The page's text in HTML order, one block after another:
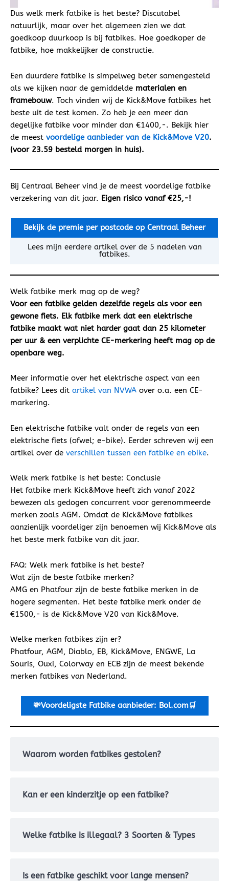
Dus welk merk fatbike is het beste? Discutabel
natuurlijk, maar over het algemeen zien we dat
goedkoop duurkoop is bij fatbikes. Hoe goedkoper de
fatbike, hoe makkelijker de constructie.
Een duurdere fatbike is simpelweg beter samengesteld
als we kijken naar de gemiddelde materialen en
framebouw. Toch vinden wij de Kick&Move fatbikes het
beste uit de test komen. Zo heb je een meer dan
degelijke fatbike voor minder dan €1400,-. Bekijk hier
de meest voordelige aanbieder van de Kick&Move V20.
(voor 23.59 besteld morgen in huis).
Bij Centraal Beheer vind je de meest voordelige fatbike
verzekering van dit jaar. Eigen risico vanaf €25,-!
Bekijk de premie per postcode op Centraal Beheer
Lees mijn eerdere artikel over de 5 nadelen van
fatbikes.
Welk fatbike merk mag op de weg?
Voor een fatbike gelden dezelfde regels als voor een
gewone fiets. Elk fatbike merk dat een elektrische
fatbike maakt wat niet harder gaat dan 25 kilometer
per uur & een verplichte CE-merkering heeft mag op de
openbare weg.
Meer informatie over het elektrische aspect van een
fatbike? Lees dit artikel van NVWA over o.a. een CE-
markering.
Een elektrische fatbike valt onder de regels van een
elektrische fiets (ofwel; e-bike). Eerder schreven wij een
artikel over de verschillen tussen een fatbike en ebike.
Welk merk fatbike is het beste: Conclusie
Het fatbike merk Kick&Move heeft zich vanaf 2022
bewezen als gedogen concurrent voor gerenommeerde
merken zoals AGM. Omdat de Kick&Move fatbikes
aanzienlijk voordeliger zijn benoemen wij Kick&Move als
het beste merk fatbike van dit jaar.
FAQ: Welk merk fatbike is het beste?
Wat zijn de beste fatbike merken?
AMG en Phatfour zijn de beste fatbike merken in de
hogere segmenten. Het beste fatbike merk onder de
€1500,- is de Kick&Move V20 van Kick&Move.
Welke merken fatbikes zijn er?
Phatfour, AGM, Diablo, EB, Kick&Move, ENGWE, La
Souris, Ouxi, Colorway en ECB zijn de meest bekende
merken fatbikes van Nederland.
💸Voordeligste Fatbike aanbieder: Bol.com🛒
Waarom worden fatbikes gestolen?
Kan er een kinderzitje op een fatbike?
Welke fatbike is illegaal? 3 Soorten & Types
Is een fatbike geschikt voor lange mensen?